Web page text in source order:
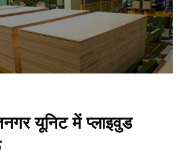
यूनिट में प्लाइवुड